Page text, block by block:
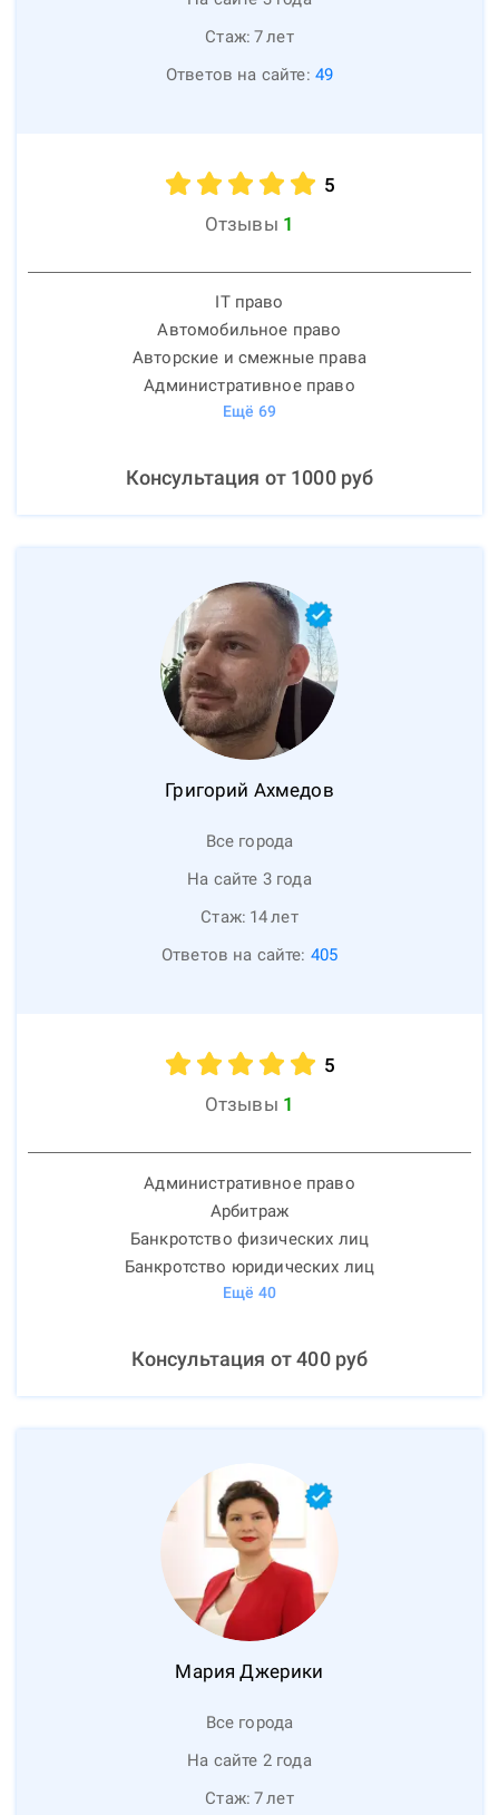
Стаж: 7лет
Ответов на сайте: 49
5
Отзывы 1
IT право
Автомобильное право
Авторские и смежные права
Административное право
Ещё 69
Консультация от 1000руб
Григорий Ахмедов
Все города
На сайте 3 года
Стаж: 14лет
Ответов на сайте: 405
5
Отзывы 1
Административное право
Арбитраж
Банкротство физических лиц
Банкротство юридических лиц
Ещё 40
Консультация от400руб
Мария Джерики
Все города
На сайте 2 года
Стаж: 7лет